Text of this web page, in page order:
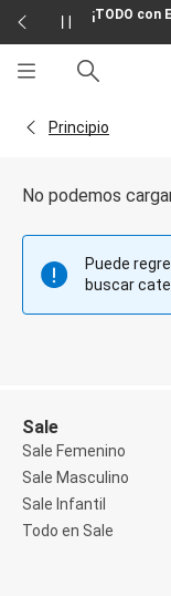
¡TODO con
Sale Femenino
Todo en Sale
Femenino
Vestidos
Corto y Medio
Bermudas y Shorts
Bermuda
Blusas y Remera
Body
Deportivo
Manga 3/4
Manga Corta
Volver a la página
Principio
No podemos
Puede
buscar
Sale
Sale Femenino
Sale Masculino
Sale Infantil
Todo en Sale